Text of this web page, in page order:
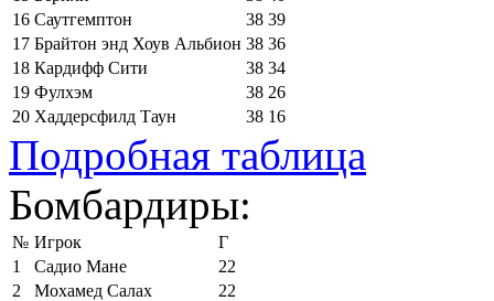
16 Саутгемптон 38 39
17 Брайтон энд Хоув Альбион 38 36
18 Кардифф Сити 38 34
19 Фулхэм 38 26
20 Хаддерсфилд Таун 38 16
Подробная таблица
Бомбардиры:
№ Игрок
Г
1
Садио Мане
22
2
Мохамед Салах
22